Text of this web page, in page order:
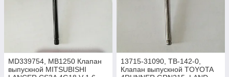
MD339754, MB1250 Клапан
выпускной MITSUBISHI
13715-31090, TB-142-0,
Клапан выпускной TOYOTA